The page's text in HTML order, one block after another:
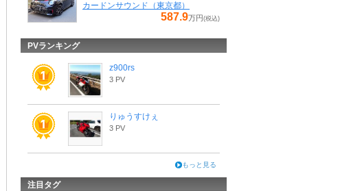
カードンサウンド（東京都）
587.9万円 (税込)
PVランキング
z900rs
3 PV
りゅうすけぇ
3 PV
もっと見る
注目タグ